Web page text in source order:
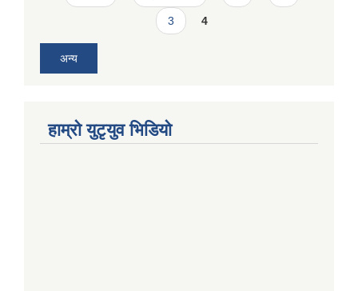
3 4
अन्य
हाम्राे युटृयुव भिडियाे